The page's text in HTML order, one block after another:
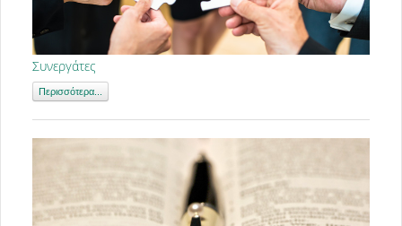
Συνεργάτες
Περισσότερα...